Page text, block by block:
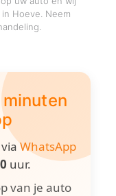
Hoeve. Neem
viaWhatsApp
uur.
van je auto